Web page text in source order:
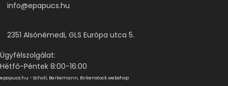
info@epapucs.hu
2351 Alsónémedi, GLS Európa utca 5.
Ügyfélszolgálat:
Hétfő-Péntek 8:00-16:00
epapucs.hu - Scholl, Berkemann, Birkenstock webshop